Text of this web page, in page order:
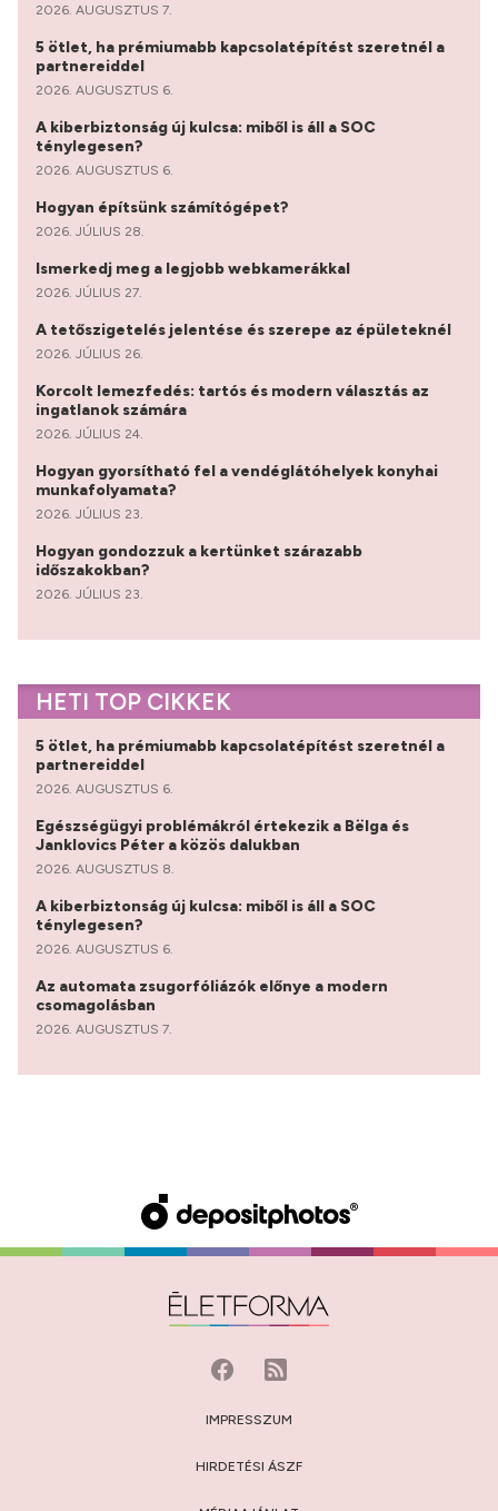
2026. AUGUSZTUS 7.
5 ötlet, ha prémiumabb kapcsolatépítést szeretnél a
partnereiddel
2026. AUGUSZTUS 6.
A kiberbiztonság új kulcsa: miből is áll a SOC
ténylegesen?
2026. AUGUSZTUS 6.
Hogyan építsünk számítógépet?
2026. JÚLIUS 28.
Ismerkedj meg a legjobb webkamerákkal
2026. JÚLIUS 27.
A tetőszigetelés jelentése és szerepe az épületeknél
2026. JÚLIUS 26.
Korcolt lemezfedés: tartós és modern választás az
ingatlanok számára
2026. JÚLIUS 24.
Hogyan gyorsítható fel a vendéglátóhelyek konyhai
munkafolyamata?
2026. JÚLIUS 23.
Hogyan gondozzuk a kertünket szárazabb
időszakokban?
2026. JÚLIUS 23.
HETI TOP CIKKEK
5 ötlet, ha prémiumabb kapcsolatépítést szeretnél a
partnereiddel
2026. AUGUSZTUS 6.
Egészségügyi problémákról értekezik a Bëlga és
Janklovics Péter a közös dalukban
2026. AUGUSZTUS 8.
A kiberbiztonság új kulcsa: miből is áll a SOC
ténylegesen?
2026. AUGUSZTUS 6.
Az automata zsugorfóliázók előnye a modern
csomagolásban
2026. AUGUSZTUS 7.
IMPRESSZUM
HIRDETÉSI ÁSZF